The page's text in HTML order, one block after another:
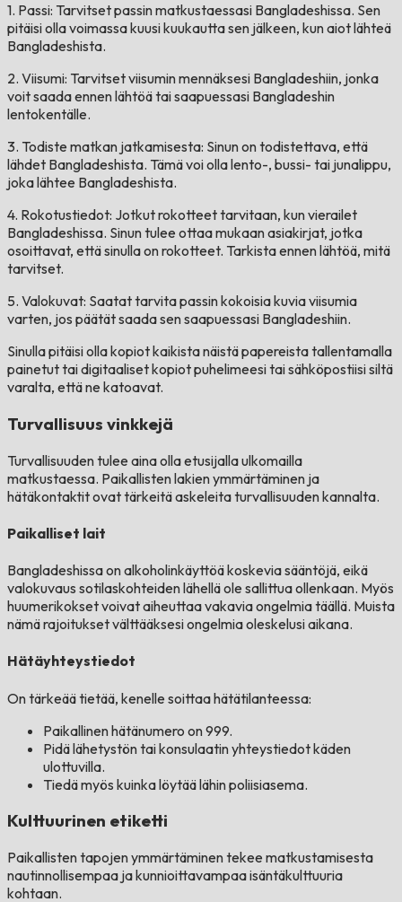
1. Passi: Tarvitset passin matkustaessasi Bangladeshissa. Sen
pitäisi olla voimassa kuusi kuukautta sen jälkeen, kun aiot lähteä
Bangladeshista.
2. Viisumi: Tarvitset viisumin mennäksesi Bangladeshiin, jonka
voit saada ennen lähtöä tai saapuessasi Bangladeshin
lentokentälle.
3. Todiste matkan jatkamisesta: Sinun on todistettava, että
lähdet Bangladeshista. Tämä voi olla lento-, bussi- tai junalippu,
joka lähtee Bangladeshista.
4. Rokotustiedot: Jotkut rokotteet tarvitaan, kun vierailet
Bangladeshissa. Sinun tulee ottaa mukaan asiakirjat, jotka
osoittavat, että sinulla on rokotteet. Tarkista ennen lähtöä, mitä
tarvitset.
5. Valokuvat: Saatat tarvita passin kokoisia kuvia viisumia
varten, jos päätät saada sen saapuessasi Bangladeshiin.
Sinulla pitäisi olla kopiot kaikista näistä papereista tallentamalla
painetut tai digitaaliset kopiot puhelimeesi tai sähköpostiisi siltä
varalta, että ne katoavat.
Turvallisuus vinkkejä
Turvallisuuden tulee aina olla etusijalla ulkomailla
matkustaessa. Paikallisten lakien ymmärtäminen ja
hätäkontaktit ovat tärkeitä askeleita turvallisuuden kannalta.
Paikalliset lait
Bangladeshissa on alkoholinkäyttöä koskevia sääntöjä, eikä
valokuvaus sotilaskohteiden lähellä ole sallittua ollenkaan. Myös
huumerikokset voivat aiheuttaa vakavia ongelmia täällä. Muista
nämä rajoitukset välttääksesi ongelmia oleskelusi aikana.
Hätäyhteystiedot
On tärkeää tietää, kenelle soittaa hätätilanteessa:
Paikallinen hätänumero on 999.
Pidä lähetystön tai konsulaatin yhteystiedot käden
ulottuvilla.
Tiedä myös kuinka löytää lähin poliisiasema.
Kulttuurinen etiketti
Paikallisten tapojen ymmärtäminen tekee matkustamisesta
nautinnollisempaa ja kunnioittavampaa isäntäkulttuuria
kohtaan.